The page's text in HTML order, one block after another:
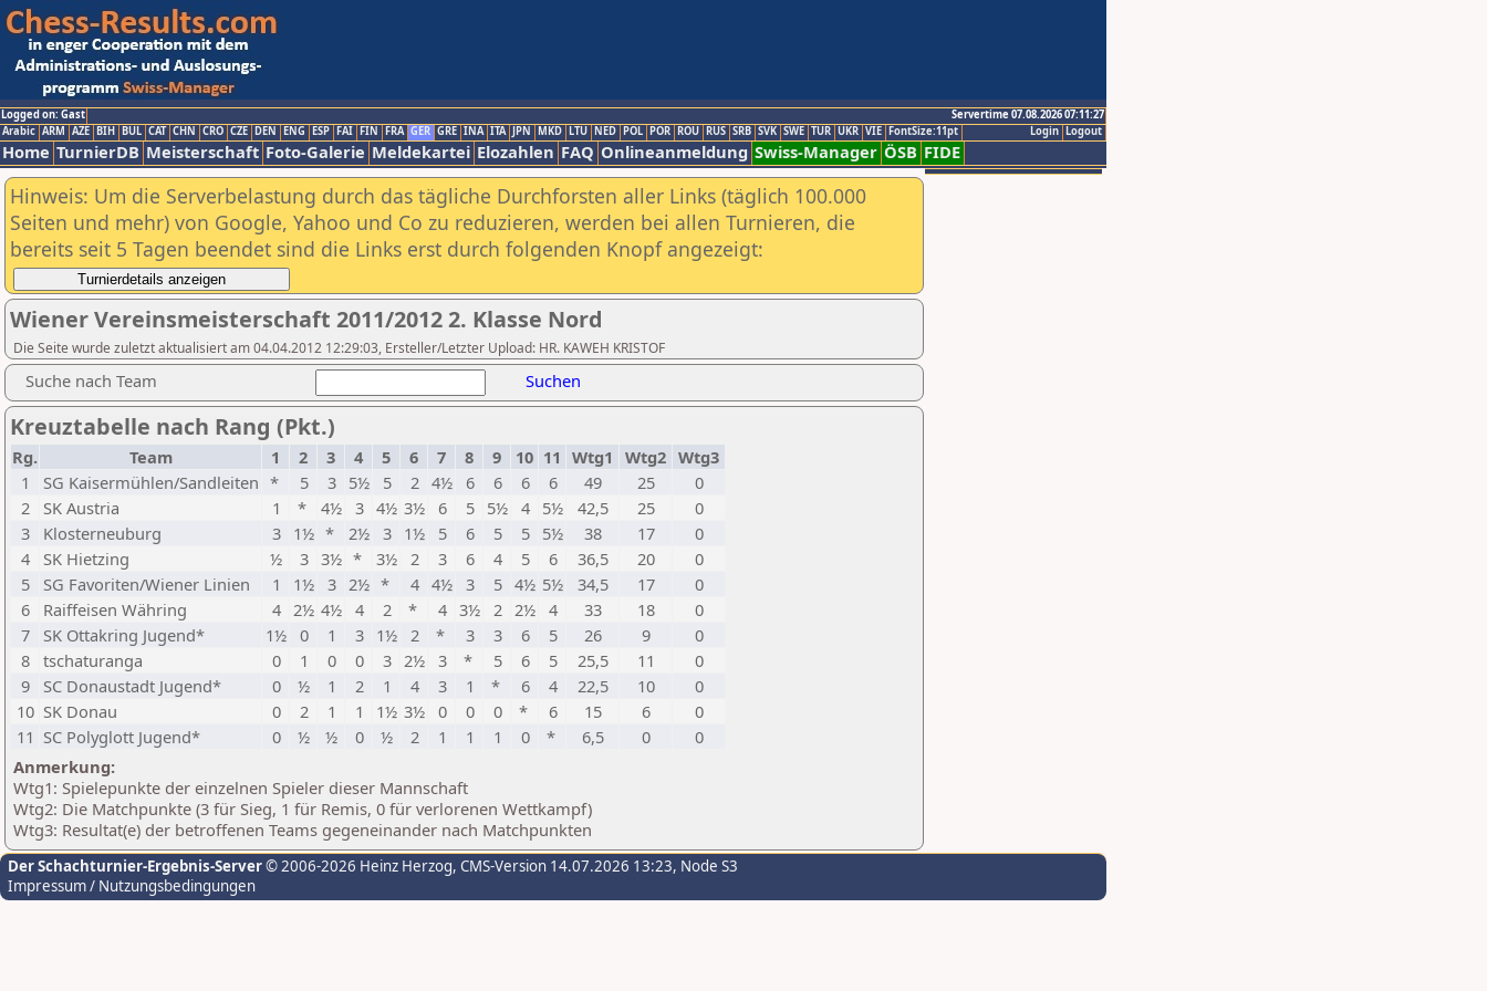
Logged on: Gast
Servertime 07.08.2026 07:11:27
Logout
Login
Arabic ARM AZE BIH BUL CAT CHN CRO CZE DEN ENG ESP FAI FIN FRA GER GRE INA ITA JPN MKD LTU NED POL POR ROU RUS SRB SVK SWE TUR UKR VIE FontSize:11pt
Home TurnierDB Meisterschaft Foto-Galerie Meldekartei Elozahlen FAQ Onlineanmeldung Swiss-Manager ÖSB FIDE
Hinweis: Um die Serverbelastung durch das tägliche Durchforsten aller Links (täglich 100.000
Seiten und mehr) von Google, Yahoo und Co zu reduzieren, werden bei allen Turnieren, die
bereits seit 5 Tagen beendet sind die Links erst durch folgenden Knopf angezeigt:
Wiener Vereinsmeisterschaft 2011/2012 2. Klasse Nord
Die Seite wurde zuletzt aktualisiert am 04.04.2012 12:29:03, Ersteller/Letzter Upload: HR. KAWEH KRISTOF
Suche nach Team Suchen
Kreuztabelle nach Rang (Pkt.)
Rg. Team 1 2 3 4 5 6 7 8 9 10 11 Wtg1 Wtg2 Wtg3
1
SG Kaisermühlen/Sandleiten * 5 3 5½ 5 2 4½ 6 6 6 6 49 25
0
2
SK Austria 1 * 4½ 3 4½ 3½ 6 5 5½ 4 5½ 42,5 25
0
3
Klosterneuburg 3 1½ * 2½ 3 1½ 5 6 5 5 5½ 38 17
0
4
SK Hietzing ½ 3 3½ * 3½ 2 3 6 4 5 6 36,5 20
0
5
SG Favoriten/Wiener Linien 1 1½ 3 2½ * 4 4½ 3 5 4½ 5½ 34,5 17
0
6
Raiffeisen Währing 4 2½ 4½ 4 2 * 4 3½ 2 2½ 4 33 18
0
7
SK Ottakring Jugend* 1½ 0 1 3 1½ 2 * 3 3 6 5 26 9
0
8 tschaturanga 0 1 0 0 3 2½ 3 * 5 6 5 25,5 11
0
9
SC Donaustadt Jugend* 0 ½ 1 2 1 4 3 1 * 6 4 22,5 10
0
10 SK Donau 0 2 1 1 1½ 3½ 0 0 0 * 6 15 6
0
11 SC Polyglott Jugend* 0 ½ ½ 0 ½ 2 1 1 1 0 * 6,5 0
0
Anmerkung:
Wtg1: Spielepunkte der einzelnen Spieler dieser Mannschaft
Wtg2: Die Matchpunkte (3 für Sieg, 1 für Remis, 0 für verlorenen Wettkampf)
Wtg3: Resultat(e) der betroffenen Teams gegeneinander nach Matchpunkten
Der Schachturnier-Ergebnis-Server© 2006-2026 Heinz Herzog, CMS-Version 14.07.2026 13:23, Node S3
Impressum / Nutzungsbedingungen